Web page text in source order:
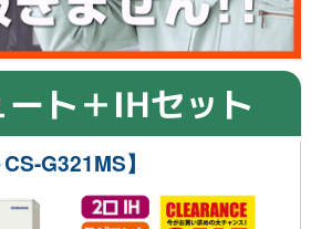
ート＋IHセット
G321MS】